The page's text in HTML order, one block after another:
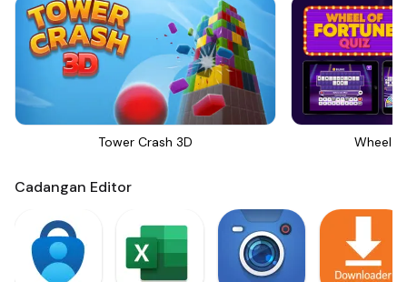
Tower Crash 3D Wheel
Cadangan Editor